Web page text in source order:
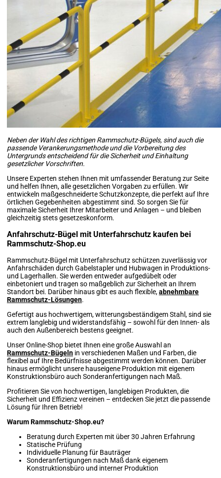
Neben der Wahl des richtigen Rammschutz-Bügels, sind auch die
passende Verankerungsmethode und die Vorbereitung des
Untergrunds entscheidend für die Sicherheit und Einhaltung
gesetzlicher Vorschriften.
Unsere Experten stehen Ihnen mit umfassender Beratung zur Seite
und helfen Ihnen, alle gesetzlichen Vorgaben zu erfüllen. Wir
entwickeln maßgeschneiderte Schutzkonzepte, die perfekt auf Ihre
örtlichen Gegebenheiten abgestimmt sind. So sorgen Sie für
maximale Sicherheit Ihrer Mitarbeiter und Anlagen – und bleiben
gleichzeitig stets gesetzeskonform.
Anfahrschutz-Bügel mit Unterfahrschutz kaufen bei
Rammschutz-Shop.eu
Rammschutz-Bügel mit Unterfahrschutz schützen zuverlässig vor
Anfahrschäden durch Gabelstapler und Hubwagen in Produktions-
und Lagerhallen. Sie werden entweder aufgedübelt oder
einbetoniert und tragen so maßgeblich zur Sicherheit an Ihrem
Standort bei. Darüber hinaus gibt es auch flexible,abnehmbare
Rammschutz-Lösungen.
Gefertigt aus hochwertigem, witterungsbeständigem Stahl, sind sie
extrem langlebig und widerstandsfähig – sowohl für den Innen- als
auch den Außenbereich bestens geeignet.
Unser Online-Shop bietet Ihnen eine große Auswahl an
Rammschutz-Bügeln in verschiedenen Maßen und Farben, die
flexibel auf Ihre Bedürfnisse abgestimmt werden können. Darüber
hinaus ermöglicht unsere hauseigene Produktion mit eigenem
Konstruktionsbüro auch Sonderanfertigungen nach Maß.
Profitieren Sie von hochwertigen, langlebigen Produkten, die
Sicherheit und Effizienz vereinen – entdecken Sie jetzt die passende
Lösung für Ihren Betrieb!
Warum Rammschutz-Shop.eu?
Beratung durch Experten mit über 30 Jahren Erfahrung
Statische Prüfung
Individuelle Planung für Bauträger
Sonderanfertigungen nach Maß dank eigenem
Konstruktionsbüro und interner Produktion